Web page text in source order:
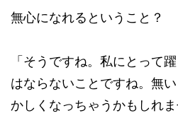
無心になれるということ？
「そうですね。私にとって
はならないことですね。無
かしくなっちゃうかもしれま